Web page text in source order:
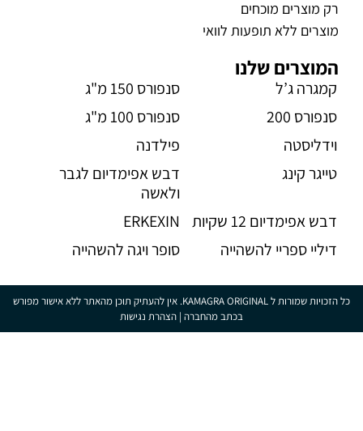
המוצרים שלנו
קמגרה ג’ל
סנפורס 150 מ"ג
סנפורס 200
סנפורס 100 מ"ג
וידליסטה
פילדנה
טייגר קינג
דבש אפימדיום לגבר
ולאשה
דבש אפימדיום 12 שקיות
ERKEXIN
דיליי ספריי להשהייה
סופר ויגה להשהייה
רק מוצרים מוכחים
מוצרים ללא תופעות לוואי
כל הזכויות שמורות ל KAMAGRA ORIGINAL. אין להעתיק תוכן מהאתר ללא אישור מפורש
בכתב מהחברה | הצהרת נגישות